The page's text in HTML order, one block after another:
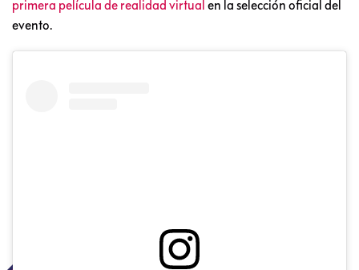
primera película de realidad virtual en la selección oficial del
evento.